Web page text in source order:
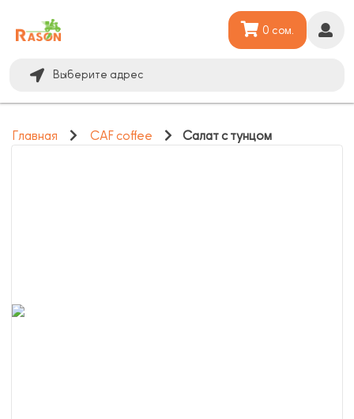
Выберите адрес
0 сом.
Главная CAF coffee Салат с тунцом